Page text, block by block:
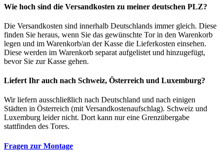
Wie hoch sind die Versandkosten zu meiner deutschen PLZ?
Die Versandkosten sind innerhalb Deutschlands immer gleich. Diese
finden Sie heraus, wenn Sie das gewünschte Tor in den Warenkorb
legen und im Warenkorb/an der Kasse die Lieferkosten einsehen.
Diese werden im Warenkorb separat aufgelistet und hinzugefügt,
bevor Sie zur Kasse gehen.
Liefert Ihr auch nach Schweiz, Österreich und Luxemburg?
Wir liefern ausschließlich nach Deutschland und nach einigen
Städten in Österreich (mit Versandkostenaufschlag). Schweiz und
Luxemburg leider nicht. Dort kann nur eine Grenzübergabe
stattfinden des Tores.
Fragen zur Montage